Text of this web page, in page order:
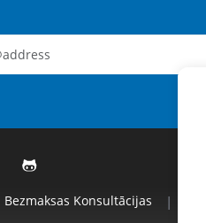
Bezmaksas Konsultācijas |